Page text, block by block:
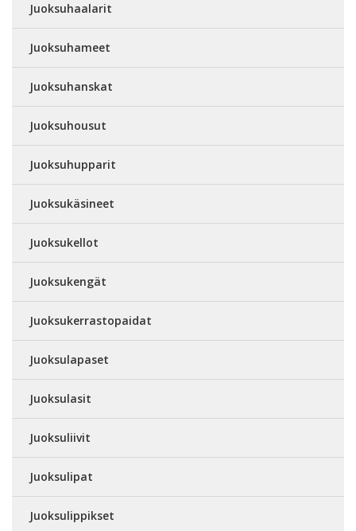
Juoksuhaalarit
Juoksuhameet
Juoksuhanskat
Juoksuhousut
Juoksuhupparit
Juoksukäsineet
Juoksukellot
Juoksukengät
Juoksukerrastopaidat
Juoksulapaset
Juoksulasit
Juoksuliivit
Juoksulipat
Juoksulippikset